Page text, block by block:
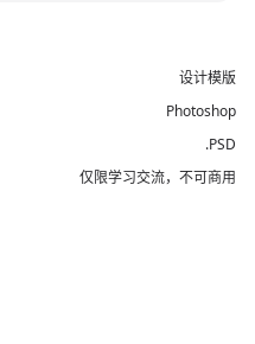
设计模版
Photoshop
.PSD
仅限学习交流，不可商用